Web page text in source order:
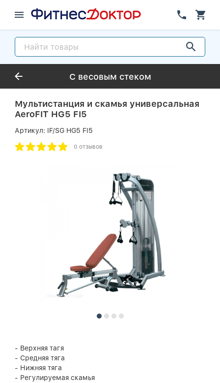
С весовым стеком
Мультистанция и скамья универсальная
AeroFIT HG5 FI5
Артикул: IF/SG HG5 FI5
0 отзывов
- Верхняя тагя
- Средняя тяга
- Нижняя тяга
- Регулируемая скамья